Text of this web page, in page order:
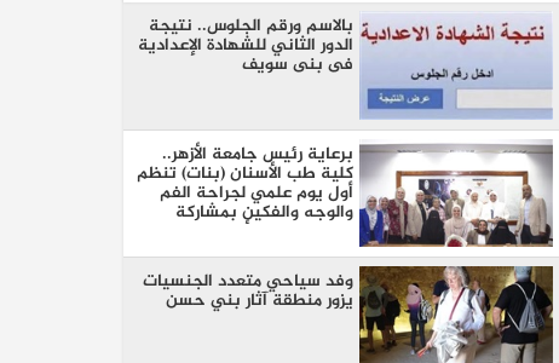
بالاسم ورقم الجلوس.. نتيجة
الدور الثاني للشهادة الإعدادية
فى بنى سويف
برعاية رئيس جامعة الأزهر..
كلية طب الأسنان (بنات) تنظم
أول يوم علمي لجراحة الفم
والوجه والفكين بمشاركة
نخبة من كبار الأساتذة والخبراء
وفد سياحي متعدد الجنسيات
يزور منطقة آثار بني حسن